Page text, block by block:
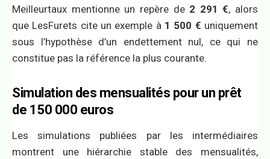
Meilleurtaux mentionne un repère de 2 291 €, alors
que LesFurets cite un exemple à 1 500 € uniquement
sous l’hypothèse d’un endettement nul, ce qui ne
constitue pas la référence la plus courante.
Simulation des mensualités pour un prêt
de 150 000 euros
Les simulations publiées par les intermédiaires
montrent une hiérarchie stable des mensualités,